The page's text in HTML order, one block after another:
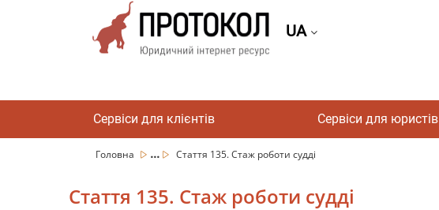
UA
Сервіси для клієнтів Сервіси для юристів
Головна ... Стаття 135. Стаж роботи судді
Стаття 135. Стаж роботи судді